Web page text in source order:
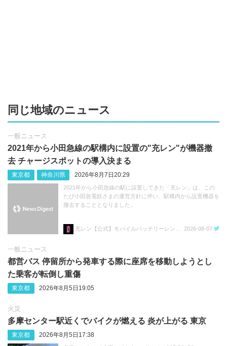
同じ地域のニュース
一般ニュース
2021年から小田急線の駅構内に設置の"充レン"が機器撤
去 チャージスポットの導入決まる
東京都 神奈川県 2026年8月7日20:29
2021年から小田急線の駅に設置してきた「充レン」は、この
たび小田急電鉄さまの運営方針に伴い、駅構内から設置機器を
撤去することとなりました。
2026-08-07
一般ニュース
都営バス 停留所から発車する際に座席を移動しようとし
た乗客が転倒し重傷
東京都 2026年8月5日19:05
火災
多摩センター駅近くでバイクが燃える 炎が上がる 東京
東京都 2026年8月5日17:38